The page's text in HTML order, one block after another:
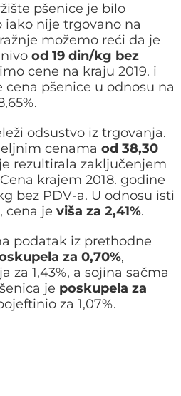
pšenice je bilo
iako nije trgovano na
možemo reći da je
od 19 din/kg bez
cene na kraju 2019. i
cena pšenice u odnosu na
odsustvo iz trgovanja.
cenama od 38,30
rezultirala zaključenjem
krajem 2018. godine
bez PDV-a. U odnosu isti
cena je viša za 2,41%.
podatak iz prethodne
za 0,70%,
za 1,43%, a sojina sačma
je poskupela za
za 1,07%.